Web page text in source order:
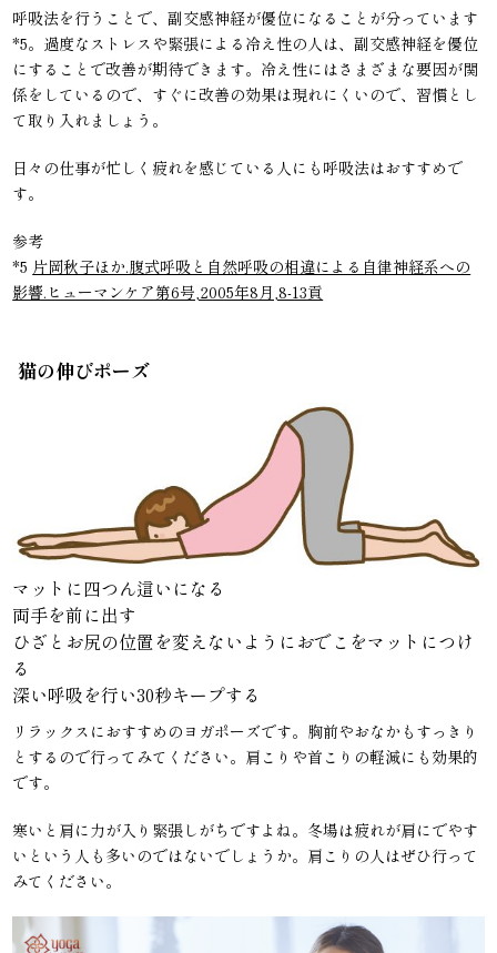
呼吸法を行うことで、副交感神経が優位になることが分っています
*5。過度なストレスや緊張による冷え性の人は、副交感神経を優位
にすることで改善が期待できます。冷え性にはさまざまな要因が関
係をしているので、すぐに改善の効果は現れにくいので、習慣とし
て取り入れましょう。
日々の仕事が忙しく疲れを感じている人にも呼吸法はおすすめで
す。
参考
*5 片岡秋子ほか.腹式呼吸と自然呼吸の相違による自律神経系への
影響.ヒューマンケア第6号,2005年8月,8-13貢
猫の伸びポーズ
マットに四つん這いになる
両手を前に出す
ひざとお尻の位置を変えないようにおでこをマットにつけ
る
深い呼吸を行い30秒キープする
リラックスにおすすめのヨガポーズです。胸前やおなかもすっきり
とするので行ってみてください。肩こりや首こりの軽減にも効果的
です。
寒いと肩に力が入り緊張しがちですよね。冬場は疲れが肩にでやす
いという人も多いのではないでしょうか。肩こりの人はぜひ行って
みてください。